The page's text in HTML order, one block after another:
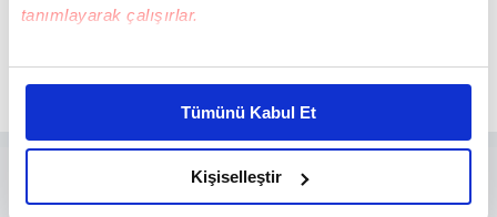
tanımlayarak çalışırlar.
Bu çerezlere izin vermeniz halinde sizlere özel
daha iyi reklam deneyimi yaşatabiliriz. Bunu yaparken
amacımızın size daha iyi bir reklam deneyimi sunmak
olduğunu ve sizlere en iyi içerikleri sunabilmek adına
elimizden gelen çabayı gösterdiğimizi ve bu noktada,
Tümünü Kabul Et
Kişiselleştir